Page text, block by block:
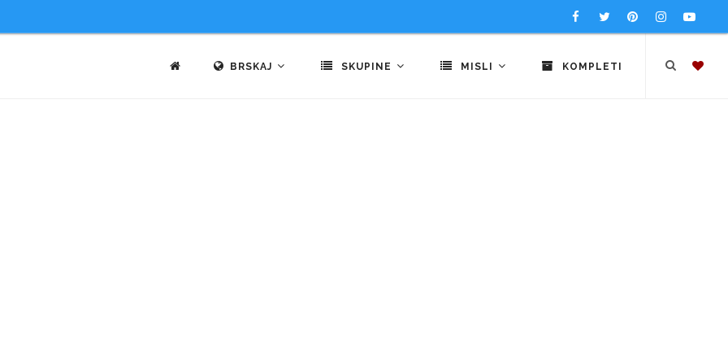
BRSKAJ SKUPINE MISLI KOMPLETI